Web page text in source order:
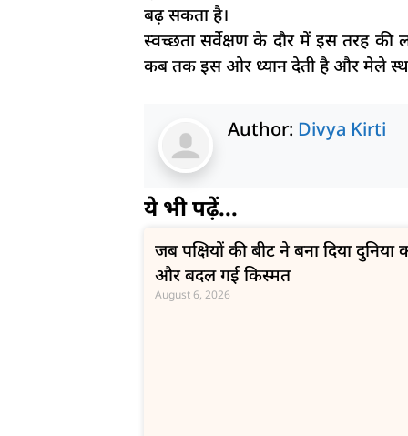
बढ़ सकता है।
स्वच्छता सर्वेक्षण के दौर में इस तरह की
कब तक इस ओर ध्यान देती है और मेले
Author: Divya Kirti
ये भी पढ़ें...
जब पक्षियों की बीट ने बना दिया
और बदल गई किस्मत
August 6, 2026